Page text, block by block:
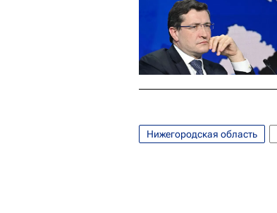
Нижегородская область